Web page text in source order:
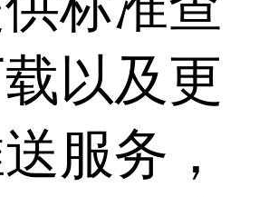
以及更
服务，